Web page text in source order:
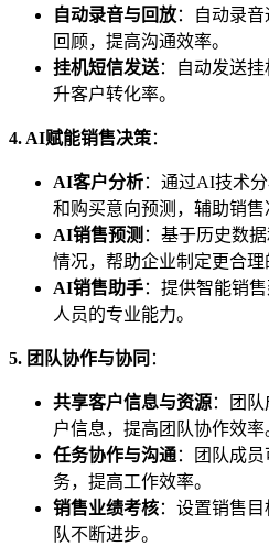
自动录音与回放：自动录
回顾，提高沟通效率。
挂机短信发送：自动发送
升客户转化率。
4. AI赋能销售决策：
AI客户分析：通过AI技术
和购买意向预测，辅助销售
AI销售预测 ：基于历史数
情况，帮助企业制定更合理
AI销售助手：提供智能销
人员的专业能力。
5. 团队协作与协同 ：
共享客户信息与资源：团
户信息，提高团队协作效率
任务协作与沟通：团队成
务，提高工作效率。
销售业绩考核：设置销售
队不断进步。